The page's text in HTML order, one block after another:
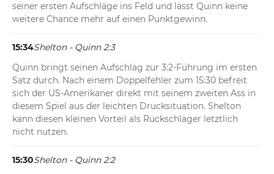
seiner ersten Aufschläge ins Feld und lässt Quinn keine
weitere Chance mehr auf einen Punktgewinn.
15:34Shelton - Quinn 2:3
Quinn bringt seinen Aufschlag zur 3:2-Führung im ersten
Satz durch. Nach einem Doppelfehler zum 15:30 befreit
sich der US-Amerikaner direkt mit seinem zweiten Ass in
diesem Spiel aus der leichten Drucksituation. Shelton
kann diesen kleinen Vorteil als Rückschläger letztlich
nicht nutzen.
15:30Shelton - Quinn 2:2